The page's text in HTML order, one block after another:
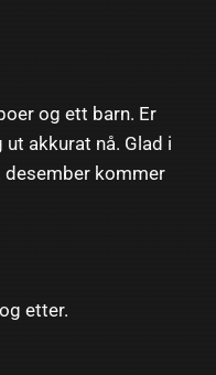
og ett barn. Er
akkurat nå. Glad i
desember kommer
etter.